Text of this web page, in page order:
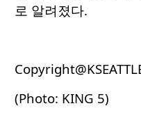
로 알려졌다.
(Photo: KING 5)